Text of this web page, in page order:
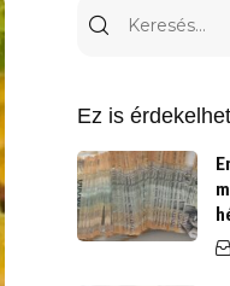
Ez is érdekelhet